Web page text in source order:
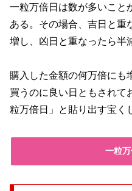
一粒万倍日は数が多いこと
ある。その場合、吉日と重
増し、凶日と重なったら半
購入した金額の何万倍にも
買うのに良い日ともされて
粒万倍日」と貼り出す宝く
一粒